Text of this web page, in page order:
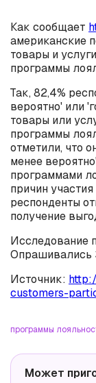
Как сообщает
американские
товары и
программы
Так, 82,4%
вероятно' или
товары или
программы
отметили, что
менее
программами
причин
респонденты
получение
Исследование
Опрашивались
Источник:
customers-
программы
Может